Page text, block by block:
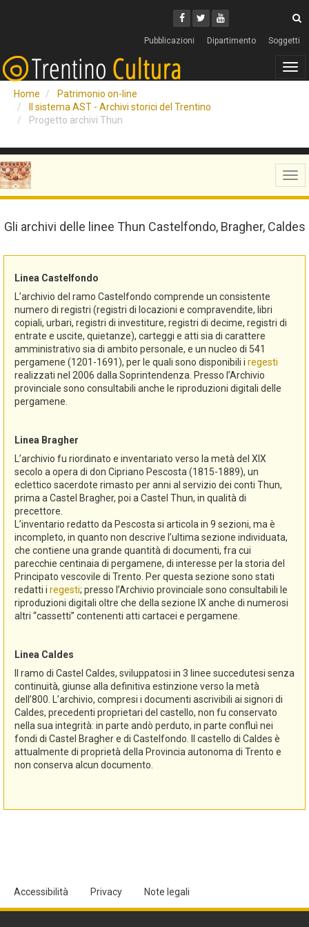
Facebook
Twitter
Youtube
Pubblicazioni Dipartimento Soggetti
Home
Patrimonio on-line
Il sistema AST - Archivi storici del Trentino
Progetto archivi Thun
Gli archivi delle linee Thun Castelfondo, Bragher, Caldes
Linea Castelfondo
L’archivio del ramo Castelfondo comprende un consistente
numero di registri (registri di locazioni e compravendite, libri
copiali, urbari, registri di investiture, registri di decime, registri di
entrate e uscite, quietanze), carteggi e atti sia di carattere
amministrativo sia di ambito personale, e un nucleo di 541
pergamene (1201-1691), per le quali sono disponibili i regesti
realizzati nel 2006 dalla Soprintendenza. Presso l’Archivio
provinciale sono consultabili anche le riproduzioni digitali delle
pergamene.
Linea Bragher
L’archivio fu riordinato e inventariato verso la metà del XIX
secolo a opera di don Cipriano Pescosta (1815-1889), un
eclettico sacerdote rimasto per anni al servizio dei conti Thun,
prima a Castel Bragher, poi a Castel Thun, in qualità di
precettore.
L’inventario redatto da Pescosta si articola in 9 sezioni, ma è
incompleto, in quanto non descrive l’ultima sezione individuata,
che contiene una grande quantità di documenti, fra cui
parecchie centinaia di pergamene, di interesse per la storia del
Principato vescovile di Trento. Per questa sezione sono stati
redatti i regesti; presso l’Archivio provinciale sono consultabili le
riproduzioni digitali oltre che della sezione IX anche di numerosi
altri “cassetti” contenenti atti cartacei e pergamene.
Linea Caldes
Il ramo di Castel Caldes, sviluppatosi in 3 linee succedutesi senza
continuità, giunse alla definitiva estinzione verso la metà
dell’800. L’archivio, compresi i documenti ascrivibili ai signori di
Caldes, precedenti proprietari del castello, non fu conservato
nella sua integrità: in parte andò perduto, in parte confluì nei
fondi di Castel Bragher e di Castelfondo. Il castello di Caldes è
attualmente di proprietà della Provincia autonoma di Trento e
non conserva alcun documento.
Accessibilità Privacy Note legali